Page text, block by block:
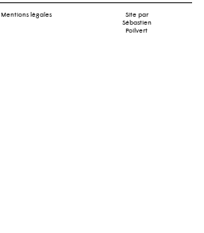
Mentions légales
Site par
Sébastien
Poilvert